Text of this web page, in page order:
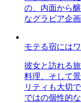
の、内面から
なグラビア企
モテる宿には
彼女と訪れる
料理、そして
リティも大切
ではの個性的